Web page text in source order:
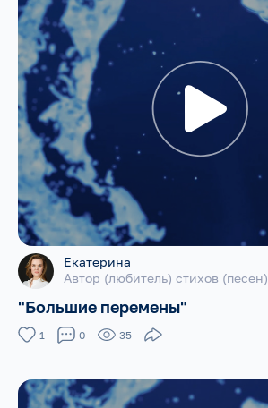
Екатерина
Автор (любитель) стихов (песен)
"Большие перемены"
1 0 35